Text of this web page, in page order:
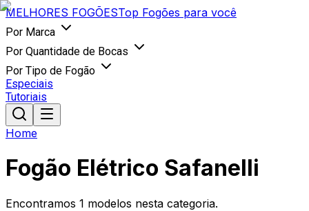
MELHORES FOGÕESTop Fogões para você
Por Marca
Por Quantidade de Bocas
Por Tipo de Fogão
Especiais
Tutoriais
Home
Fogão Elétrico Safanelli
Encontramos 1 modelos nesta categoria.